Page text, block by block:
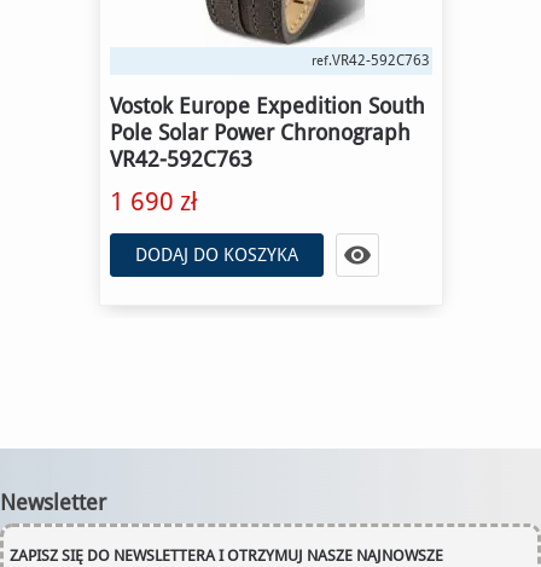
ref.VR42-592C763
Vostok Europe Expedition South
Pole Solar Power Chronograph
VR42-592C763
1 690 zł
DODAJ DO KOSZYKA 
Newsletter
ZAPISZ SIĘ DO NEWSLETTERA I OTRZYMUJ NASZE NAJNOWSZE